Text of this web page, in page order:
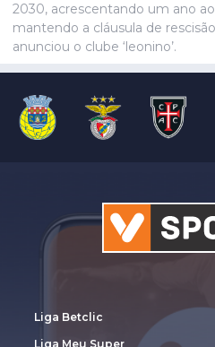
2030, acrescentando um ano
mantendo a cláusula de
anunciou o clube ‘leonino’.
Liga Betclic
Liga Meu Super